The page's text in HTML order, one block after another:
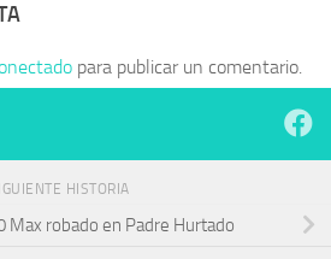
para publicar un comentario.
HISTORIA
Max robado en Padre Hurtado